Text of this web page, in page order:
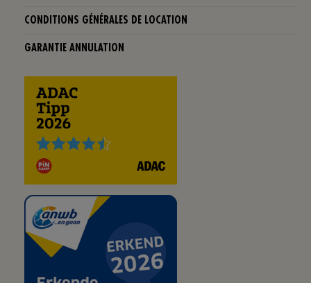
CONDITIONS GÉNÉRALES DE LOCATION
GARANTIE ANNULATION